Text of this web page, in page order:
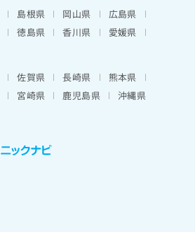
島根県 岡山県
広島県
徳島県 香川県
愛媛県
佐賀県 長崎県
熊本県
宮崎県 鹿児島県 沖縄県